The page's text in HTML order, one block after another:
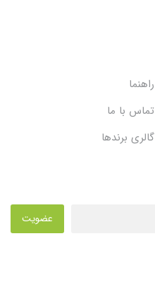
راهنما
تماس با ما
گالری برندها
عضویت